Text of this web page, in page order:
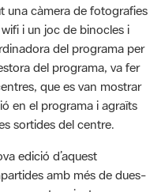
del programa, va fer
que es van mostrar
en el programa i agraïts
sortides del centre.
edició d’aquest
amb més de dues-
aquest projecte
de Barcelona i milers
natural per gaudir de la